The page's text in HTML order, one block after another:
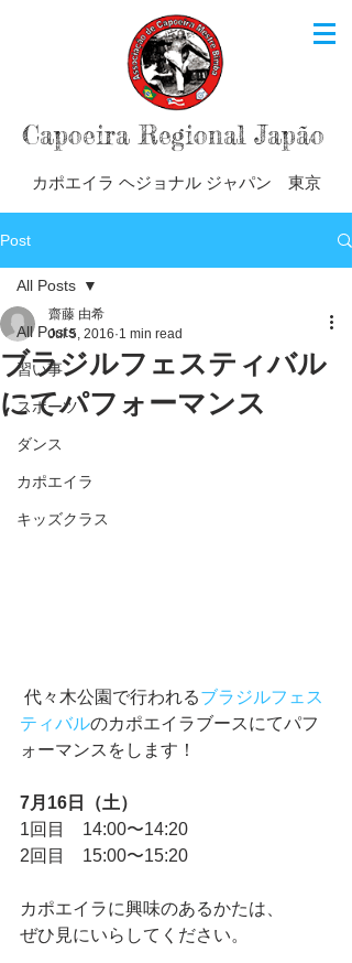
Capoeira Regional Japão
カポエイラ ヘジョナル ジャパン 東京
Post
All Posts
習い事
スポーツ
ダンス
カポエイラ
キッズクラス
All Posts
ブラジルフェスティバル
にてパフォーマンス
齋藤 由希
Jul 5, 2016 1 min read
代々木公園で行われるブラジルフェス
ティバルのカポエイラブースにてパフ
ォーマンスをします！
7月16日（土）
1回目　14:00〜14:20
2回目　15:00〜15:20
カポエイラに興味のあるかたは、
ぜひ見にいらしてください。